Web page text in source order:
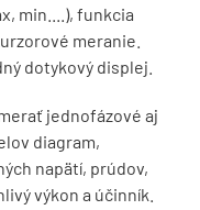
min....), funkcia
meranie.
dotykový displej.
jednofázové aj
diagram,
napätí, prúdov,
výkon a účinník.